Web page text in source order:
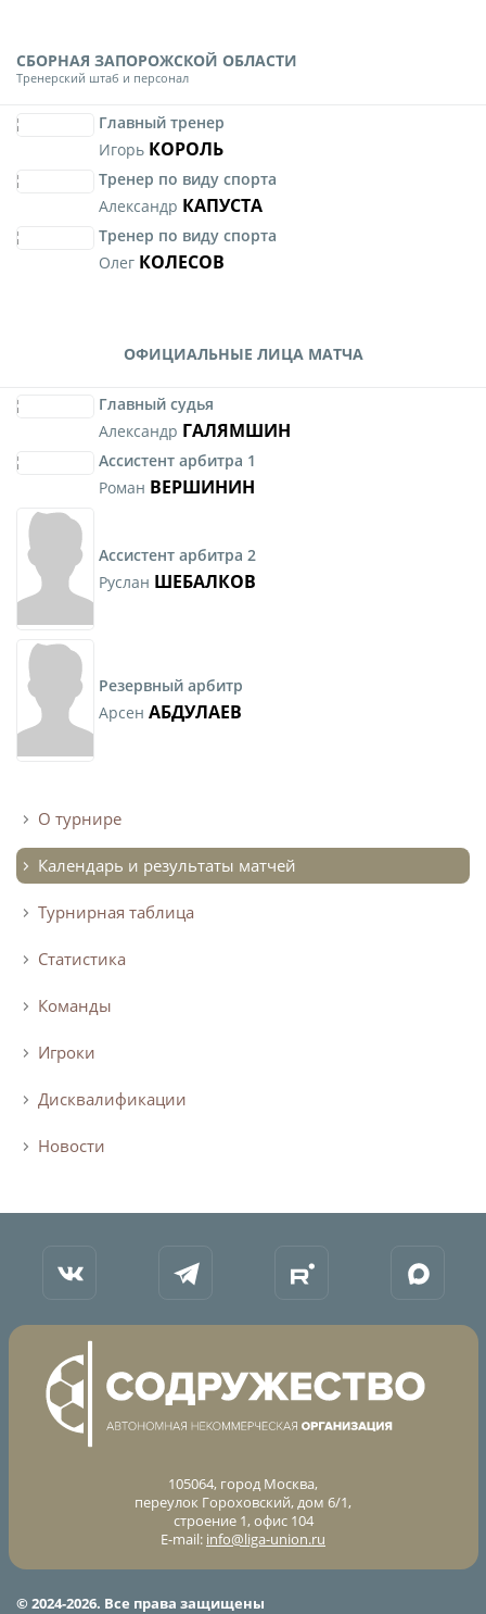
О турнире
Календарь и результаты матчей
Турнирная таблица
Статистика
Команды
Игроки
Дисквалификации
Новости
СБОРНАЯ ЗАПОРОЖСКОЙ ОБЛАСТИ
Тренерский штаб и персонал
Главный тренер
Игорь КОРОЛЬ
Тренер по виду спорта
Александр КАПУСТА
Тренер по виду спорта
Олег КОЛЕСОВ
ОФИЦИАЛЬНЫЕ ЛИЦА МАТЧА
Главный судья
Александр ГАЛЯМШИН
Ассистент арбитра 1
Роман ВЕРШИНИН
Ассистент арбитра 2
Руслан ШЕБАЛКОВ
Резервный арбитр
Арсен АБДУЛАЕВ
105064, город Москва,
переулок Гороховский, дом 6/1,
строение 1, офис 104
E-mail: info@liga-union.ru
© 2024-2026. Все права защищены